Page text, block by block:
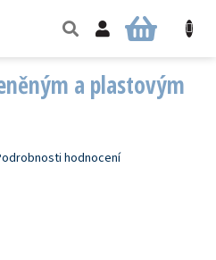
NÁKUPNÍ
a plastovým
hodnocení